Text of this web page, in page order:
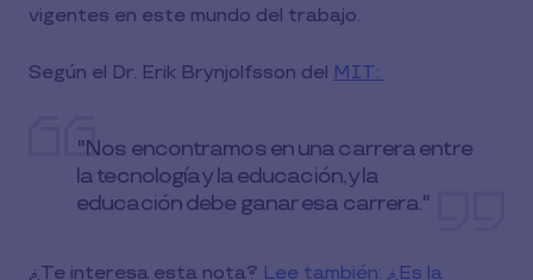
vigentes en este mundo del trabajo.
Según el Dr. Erik Brynjolfsson del MIT:
"Nos encontramos en una carrera entre
la tecnología y la educación, y la
educación debe ganar esa carrera."
¿Te interesa esta nota? Lee también: ¿Es la